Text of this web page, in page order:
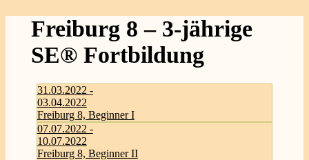
Freiburg 8 – 3-jährige
SE® Fortbildung
31.03.2022 -
03.04.2022
Freiburg 8, Beginner I
07.07.2022 -
10.07.2022
Freiburg 8, Beginner II